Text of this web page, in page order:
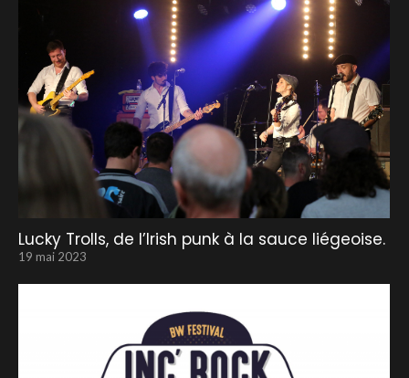
Lucky Trolls, de l’Irish punk à la sauce liégeoise.
19 mai 2023